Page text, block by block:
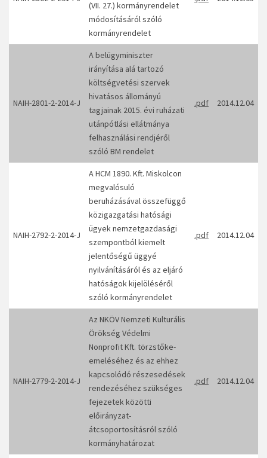
(VII. 27.) kormányrendelet
módosításáról szóló
kormányrendelet
NAIH-2801-2-2014-J
A belügyminiszter
irányítása alá tartozó
költségvetési szervek
hivatásos állományú
tagjainak 2015. évi ruházati
utánpótlási ellátmánya
felhasználási rendjéről
szóló BM rendelet
.pdf 2014.12.04
NAIH-2792-2-2014-J
A HCM 1890. Kft. Miskolcon
megvalósuló
beruházásával összefüggő
közigazgatási hatósági
ügyek nemzetgazdasági
szempontból kiemelt
jelentőségű üggyé
nyilvánításáról és az eljáró
hatóságok kijelöléséről
szóló kormányrendelet
.pdf 2014.12.04
NAIH-2779-2-2014-J
Az NKÖV Nemzeti Kulturális
Örökség Védelmi
Nonprofit Kft. törzstőke-
emeléséhez és az ehhez
kapcsolódó részesedések
rendezéséhez szükséges
fejezetek közötti
előirányzat-
átcsoportosításról szóló
kormányhatározat
.pdf 2014.12.04